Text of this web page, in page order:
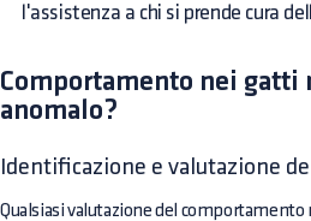
l'assistenza a chi si prende cura
Comportamento nei gatti
anomalo?
Identificazione e valutazione
Qualsiasi valutazione del comportamento